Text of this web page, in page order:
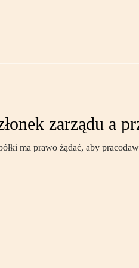
zarządu a
ma prawo żądać, aby